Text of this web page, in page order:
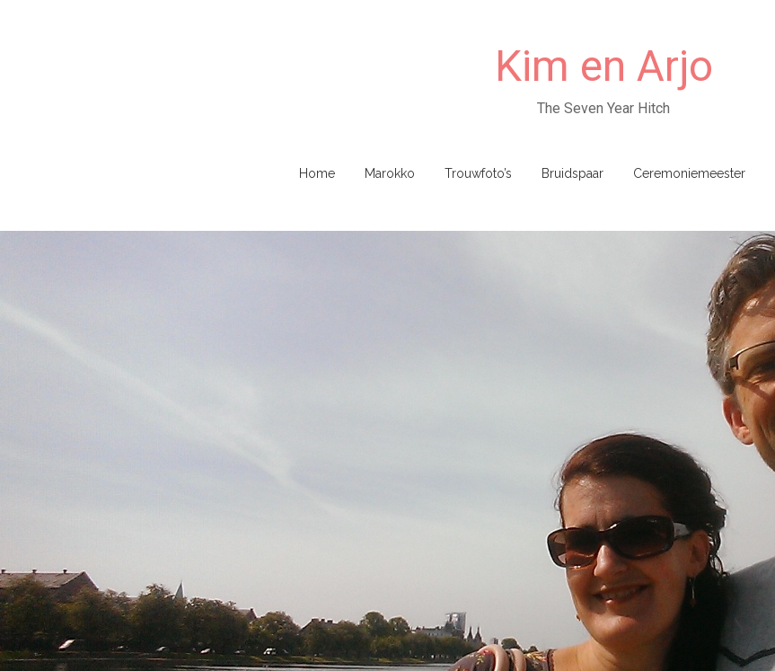
Kim en Arjo
The Seven Year Hitch
Home Marokko Trouwfoto’s Bruidspaar Ceremoniemeester